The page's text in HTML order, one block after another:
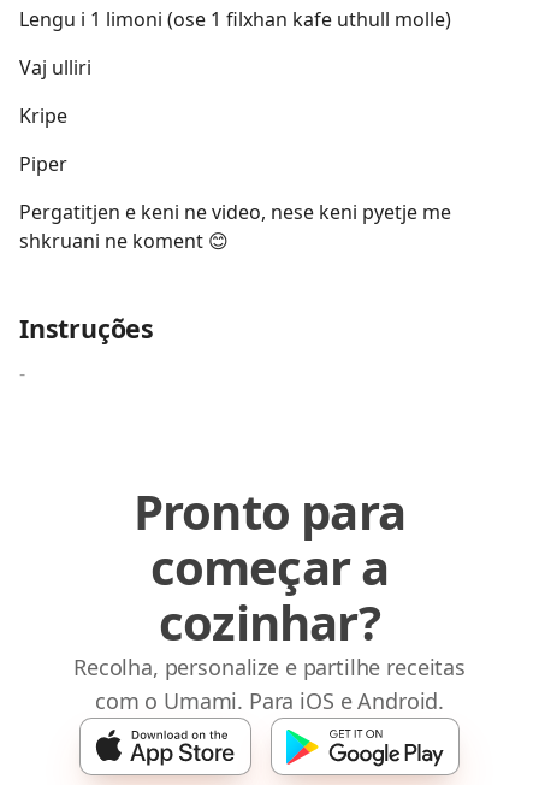
Lengu i 1 limoni (ose 1 filxhan kafe uthull molle)
Vaj ulliri
Kripe
Piper
Pergatitjen e keni ne video, nese keni pyetje me
shkruani ne koment 😊
Instruções
-
Pronto para
começar a
cozinhar?
Recolha, personalize e partilhe receitas
com o Umami. Para iOS e Android.